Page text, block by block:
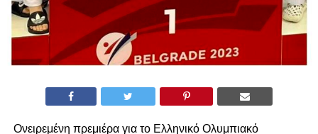
Ονειρεμένη πρεμιέρα για το Ελληνικό Ολυμπιακό